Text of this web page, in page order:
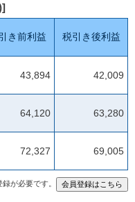
き前利益 税引き後利益
43,894 42,009
64,120 63,280
72,327 69,005
が必要です。